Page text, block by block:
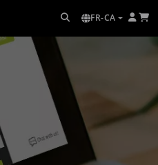
FR-CA